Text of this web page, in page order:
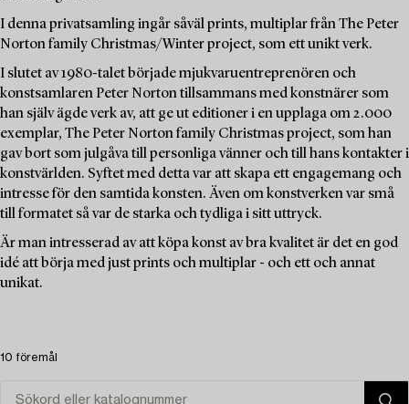
I denna privatsamling ingår såväl prints, multiplar från The Peter
Norton family Christmas/Winter project, som ett unikt verk.
I slutet av 1980-talet började mjukvaruentreprenören och
konstsamlaren Peter Norton tillsammans med konstnärer som
han själv ägde verk av, att ge ut editioner i en upplaga om 2.000
exemplar, The Peter Norton family Christmas project, som han
gav bort som julgåva till personliga vänner och till hans kontakter i
konstvärlden. Syftet med detta var att skapa ett engagemang och
intresse för den samtida konsten. Även om konstverken var små
till formatet så var de starka och tydliga i sitt uttryck.
Är man intresserad av att köpa konst av bra kvalitet är det en god
idé att börja med just prints och multiplar - och ett och annat
unikat.
10 föremål